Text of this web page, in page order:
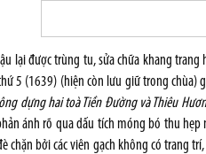
lại được trùng tu, sửa chữa khang
5 (1639) (hiện còn lưu giữ trong chùa)
dựng hai toà Tiền Đường và Thiêu
ánh rõ qua dấu tích móng bó thu
chặn bởi các viên gạch không có trang